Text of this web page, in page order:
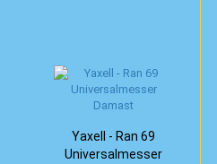
Yaxell - Ran 69
Universalmesser